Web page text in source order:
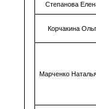
Степанова
Корчакина
Марченко